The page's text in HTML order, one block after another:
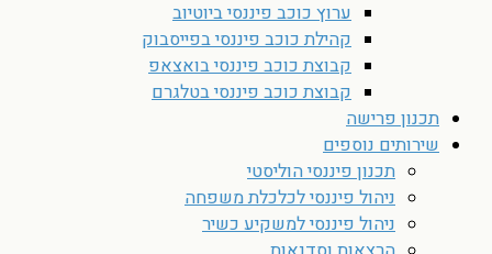
ערוץ כוכב פיננסי ביוטיוב
קהילת כוכב פיננסי בפייסבוק
קבוצת כוכב פיננסי בואצאפ
קבוצת כוכב פיננסי בטלגרם
תכנון פרישה
שירותים נוספים
תכנון פיננסי הוליסטי
ניהול פיננסי לכלכלת משפחה
ניהול פיננסי למשקיע כשיר